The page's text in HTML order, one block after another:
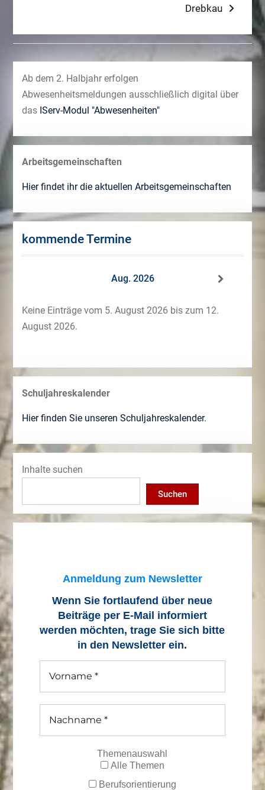
Drebkau
Ab dem 2. Halbjahr erfolgen
Abwesenheitsmeldungen ausschließlich digital über
das IServ-Modul "Abwesenheiten"
Arbeitsgemeinschaften
Hier findet ihr die aktuellen Arbeitsgemeinschaften
kommende Termine
Aug. 2026
Keine Einträge vom 5. August 2026 bis zum 12.
August 2026.
Schuljahreskalender
Hier finden Sie unseren Schuljahreskalender.
Inhalte suchen
Suchen
Anmeldung zum Newsletter
Wenn Sie fortlaufend über neue
Beiträge per E-Mail informiert
werden möchten, trage Sie sich bitte
in den Newsletter ein.
Themenauswahl
Alle Themen
Berufsorientierung